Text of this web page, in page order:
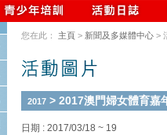
您在此： 主頁 > 新聞及多媒體中心 >
2017 > 2017澳門婦女體育嘉
日期 : 2017/03/18 ~ 19